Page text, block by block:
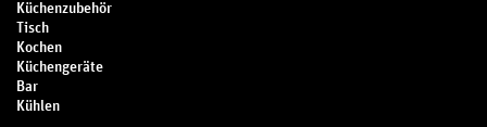
Küchenzubehör
Tisch
Kochen
Küchengeräte
Bar
Kühlen